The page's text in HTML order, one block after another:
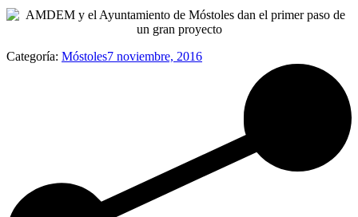
Categoría: Móstoles7 noviembre, 2016